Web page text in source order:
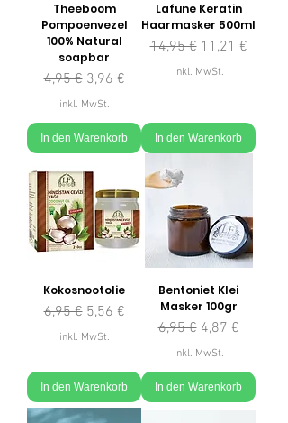
Theeboom
Pompoenvezel
100% Natural
soapbar
Standardpreis
4,95 € Sale-Preis
3,96 €
inkl. MwSt.
In den Warenkorb
Lafune Keratin
Haarmasker 500ml
Standardpreis
14,95 € Sale-Preis
11,21 €
inkl. MwSt.
In den Warenkorb
Kokosnootolie
Standardpreis
6,95 € Sale-Preis
5,56 €
inkl. MwSt.
In den Warenkorb
Bentoniet Klei
Masker 100gr
Standardpreis
6,95 € Sale-Preis
4,87 €
inkl. MwSt.
In den Warenkorb